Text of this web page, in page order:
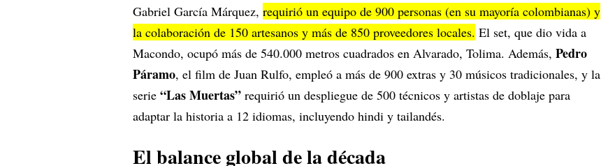
Gabriel García Márquez, requirió un equipo de 900 personas (en su mayoría colombianas) y
la colaboración de 150 artesanos y más de 850 proveedores locales. El set, que dio vida a
Macondo, ocupó más de 540.000 metros cuadrados en Alvarado, Tolima. Además, Pedro
Páramo, el film de Juan Rulfo, empleó a más de 900 extras y 30 músicos tradicionales, y la
serie “Las Muertas” requirió un despliegue de 500 técnicos y artistas de doblaje para
adaptar la historia a 12 idiomas, incluyendo hindi y tailandés.
El balance global de la década